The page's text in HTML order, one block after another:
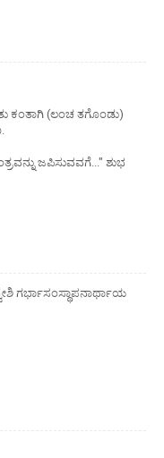
ಕಂತಾಗಿ (ಲಂಚ ತಗೊಂಡು)
ಜಪಿಸುವವಗೆ..." ಶುಭ
ಗರ್ಭಾಸಂಸ್ಥಾಪನಾರ್ಥಾಯ